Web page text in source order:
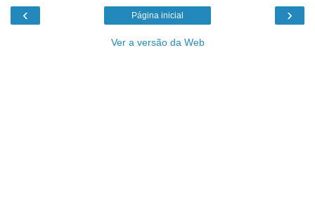
‹ ›
Página inicial
Ver a versão da Web